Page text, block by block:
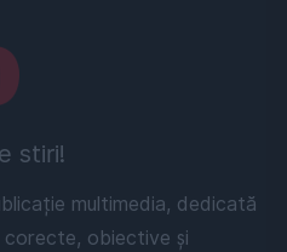
stiri!
multimedia, dedicată
obiective și